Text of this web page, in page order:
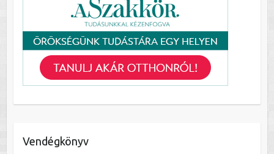
Vendégkönyv